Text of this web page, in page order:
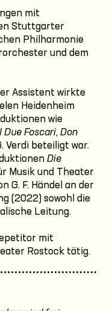
mit
Stuttgarter
Philharmonie
und dem
Assistent wirkte
Heidenheim
wie
I Due Foscari, Don
Verdi beteiligt war.
Die
Musik und Theater
G. F. Händel an der
(2022) sowohl die
Leitung.
mit
Rostock tätig.